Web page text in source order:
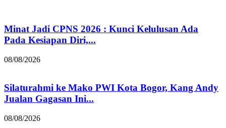
Minat Jadi CPNS 2026 : Kunci Kelulusan Ada
Pada Kesiapan Diri,...
08/08/2026
Silaturahmi ke Mako PWI Kota Bogor, Kang Andy
Jualan Gagasan Ini...
08/08/2026